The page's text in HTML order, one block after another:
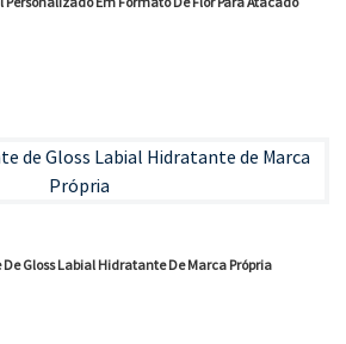
Gloss Labial Hidratante De Marca Própria